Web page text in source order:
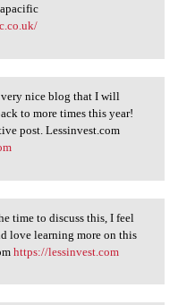
a very
nice blog that I will
to more times this year!
post. Lessinvest.com
the time to
time to discuss this, I feel
love learning more on this
https://lessinvest.com